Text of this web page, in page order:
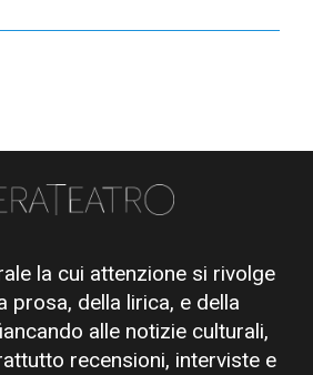
la cui attenzione si rivolge
prosa, della lirica, e della
alle notizie culturali,
recensioni, interviste e